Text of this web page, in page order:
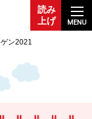
読み
上げ
MENU
ン2021